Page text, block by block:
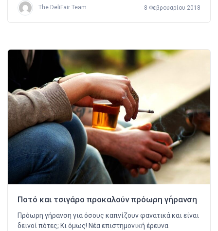
The DeliFair Team 8 Φεβρουαρίου 2018
Ποτό και τσιγάρο προκαλούν πρόωρη γήρανση
Πρόωρη γήρανση για όσους καπνίζουν φανατικά και είναι
δεινοί πότες; Κι όμως! Νέα επιστημονική έρευνα